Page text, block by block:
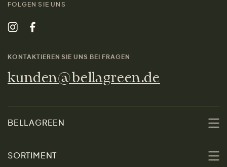
FOLGEN SIE UNS
KONTAKTIEREN SIE UNS BEI FRAGEN
kunden@bellagreen.de
BELLAGREEN
SORTIMENT